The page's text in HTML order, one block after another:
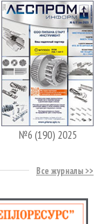
№6 (190) 2025
Все журналы